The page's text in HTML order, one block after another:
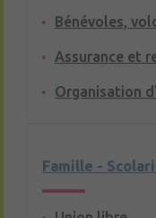
Bénévoles,
Assurance et
Organisation
Famille -